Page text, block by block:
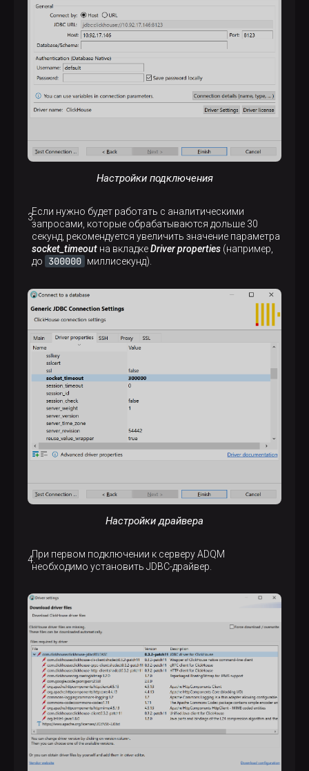
Настройки подключения
Если нужно будет работать с аналитическими
запросами, которые обрабатываются дольше 30
секунд, рекомендуется увеличить значение параметра
socket_timeout на вкладкеDriver properties (например,
до
300000 миллисекунд).
Настройки драйвера
При первом подключении к серверу ADQM
необходимо установить JDBC-драйвер.